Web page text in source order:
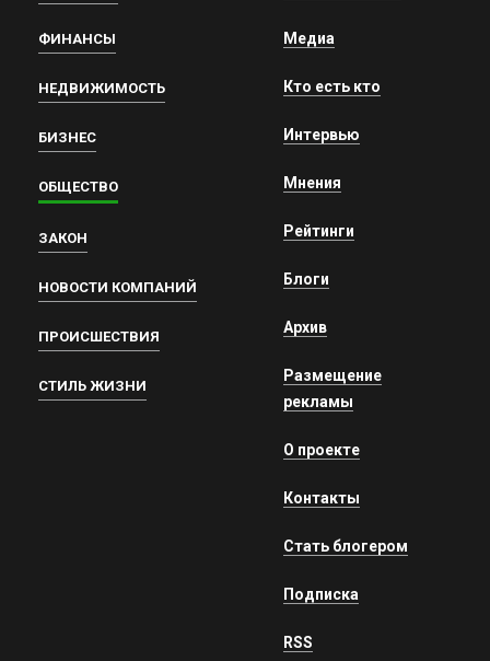
ФИНАНСЫ
НЕДВИЖИМОСТЬ
БИЗНЕС
ОБЩЕСТВО
ЗАКОН
НОВОСТИ КОМПАНИЙ
ПРОИСШЕСТВИЯ
СТИЛЬ ЖИЗНИ
Медиа
Кто есть кто
Интервью
Мнения
Рейтинги
Блоги
Архив
Размещение
рекламы
О проекте
Контакты
Стать блогером
Подписка
RSS